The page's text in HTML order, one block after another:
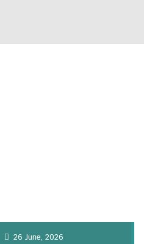
26 June, 2026